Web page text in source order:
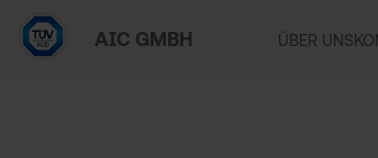
AIC GMBH ÜBER UNS